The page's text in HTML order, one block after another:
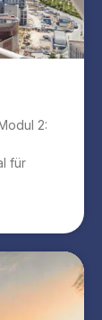
2:
für